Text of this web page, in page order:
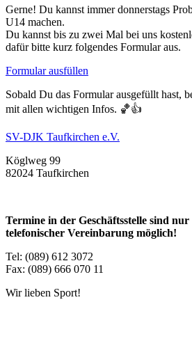
Gerne! Du kannst immer donnerstags
U14 machen.
Du kannst bis zu zwei Mal bei uns
dafür bitte kurz folgendes Formular aus.
Formular ausfüllen
Sobald Du das Formular ausgefüllt hast,
mit allen wichtigen Infos. 🏀👍
SV-DJK Taufkirchen e.V.
Köglweg 99
82024 Taufkirchen
Termine in der Geschäftsstelle sind
telefonischer Vereinbarung möglich!
Tel: (089) 612 3072
Fax: (089) 666 070 11
Wir lieben Sport!